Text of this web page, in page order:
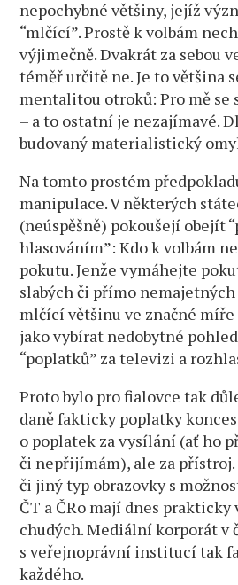
nepochybné většiny, jejíž
“mlčící”. Prostě k volbám
výjimečně. Dvakrát za sebou
téměř určitě ne. Je to většina
mentalitou otroků: Pro mě se
– a to ostatní je nezajímavé.
budovaný materialistický
Na tomto prostém
manipulace. V některých
(neúspěšně) pokoušejí obejít
hlasováním”: Kdo k volbám
pokutu. Jenže vymáhejte
slabých či přímo
mlčící většinu ve značné
jako vybírat nedobytné
“poplatků” za televizi a
Proto bylo pro fialovce tak
daně fakticky poplatky
o poplatek za vysílání (ať ho
či nepřijímám), ale za
či jiný typ obrazovky s
ČT a ČRo mají dnes
chudých. Mediální korporát v
s veřejnoprávní institucí tak
každého.